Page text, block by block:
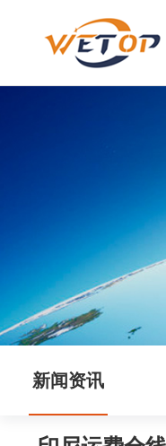
新闻资讯